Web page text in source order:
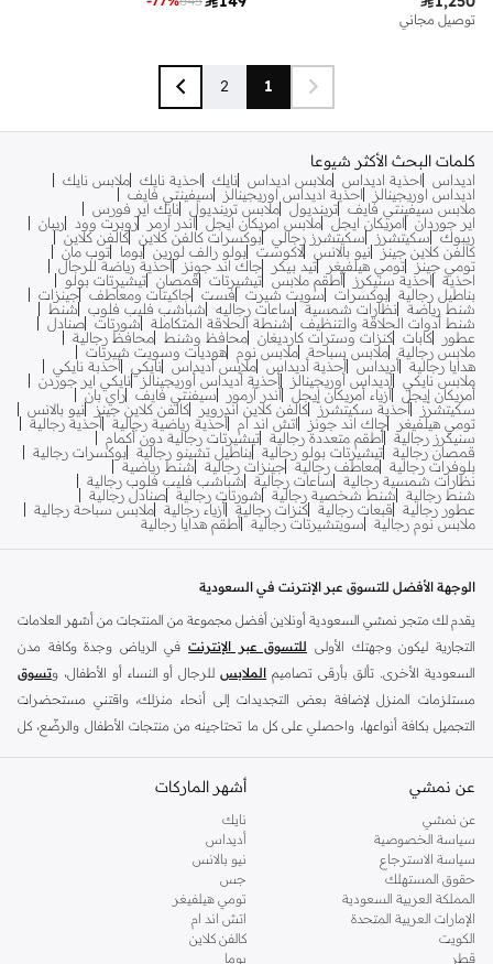
توصيل مجاني
1
2
كلمات البحث الأكثر شيوعا
اديداس احذية اديداس ملابس اديداس نايك احذية نايك ملابس نايك
اديداس اوريجينالز
احذية اديداس اوريجينالز
سيفينتي فايف
ملابس سيفينتي فايف ترينديول ملابس ترينديول نايك اير فورس
اير جوردان امريكان ايجل ملابس امريكان ايجل اندر ارمر روبرت وود
ريبان
ريبوك
سكيتشرز سكيتشرز رجالي بوكسرات كالفن كلاين كالفن كلاين
كالفن كلاين جينز نيو بالانس لاكوست بولو رالف لورين بوما
توب مان
تومي جينز تومي هيلفيغر تيد بيكر جاك اند جونز
أحذية رياضة للرجال
احذية
احذية سنيكرز أطقم ملابس تيشيرتات قمصان تيشيرتات بولو
بناطيل رجالية بوكسرات سويت شيرت فست جاكيتات ومعاطف جينزات
شنط رياضة نظارات شمسية ساعات رجاليه شباشب فليب فلوب
شنط
شنط أدوات الحلاقة والتنظيف
شنطة الحلاقة المتكاملة شورتات صنادل
عطور
كابات كنزات وسترات كارديغان محافظ وشنط
محافظ رجالية
ملابس رجالية ملابس سباحة ملابس نوم
هوديات وسويت شيرتات
هدايا رجالية أديداس أحذية أديداس ملابس أديداس نايكي أحذبة نايكي
ملابس نايكي أديداس أوريجينالز أحذية أديداس أوريجينالز
نايكي اير جوردن
أمريكان إيجل أزياء أمريكان إيجل أندر آرمور سيفنتي فايف راي بان
سكيتشرز
أحذية سكيتشرز كالفن كلاين اندروير كالفن كلاين جينز
نيو بالانس
تومي هيلفيغر
جاك اند جونز اتش اند ام أحذية رياضية رجالية أحذية رجالية
سنيكرز رجالية أطقم متعددة رجالية تيشيرتات رجالية دون أكمام
قمصان رجالية تيشيرتات بولو رجالية بناطيل تشينو رجالية بوكسرات رجالية
بلوفرات رجالية معاطف رجالية جينزات رجالية
شنط رياضية
نظارات شمسية رجالية
ساعات رجالية
شباشب فليب فلوب رجالية
شنط رجالية
شنط شخصية رجالية شورتات رجالية صنادل رجالية
عطور رجالية
قبعات رجالية كنزات رجالية أزياء رجالية ملابس سباحة رجالية
ملابس نوم رجالية
سويتشيرتات رجالية أطقم هدايا رجالية
الوجهة الأفضل للتسوق عبر الإنترنت في السعودية
يقدم لك متجر نمشي السعودية أونلاين أفضل مجموعة من المنتجات من أشهر العلامات
التجارية ليكون وجهتك الأولى للتسوق عبر الإنترنت في الرياض وجدة وكافة مدن
السعودية الأخرى. تألق بأرقى تصاميم الملابس للرجال أو النساء أو الأطفال، وتسوق
مستلزمات المنزل لإضافة بعض التجديدات إلى أنحاء منزلك، واقتني مستحضرات
التجميل بكافة أنواعها، واحصلي على كل ما تحتاجينه من منتجات الأطفال والرضّع، كل
أفضل العلامات التجارية في السعودية
يضم متجر نمشي السعودية أونلاين مجموعة ضخمة من المنتجات من أفضل العلامات
التجارية، بداية من الأزياء وحتى مستلزمات المنزل. ستجد لدينا كل ما ترغب به من
الملابس والأحذية والإكسسوارات وكافة احتياجاتك الأخرى من علامات رائدة مثل:
ديفاكتو ، و ديزل، وبيير كاردان تومي هيلفيغر، وريفر ايلاند
ومايكل كورس ، وبيفرلي هيلز بولو كلوب ، وأمريكان إيجل
لورين
عن نمشي
عن نمشي
سياسة الخصوصية
سياسة الاسترجاع
حقوق المستهلك
المملكة العربية السعودية
الإمارات العربية المتحدة
الكويت
قطر
أشهر الماركات
نايك
أديداس
نيو بالانس
جس
تومي هيلفيغر
اتش اند ام
كالفن كلاين
بوما